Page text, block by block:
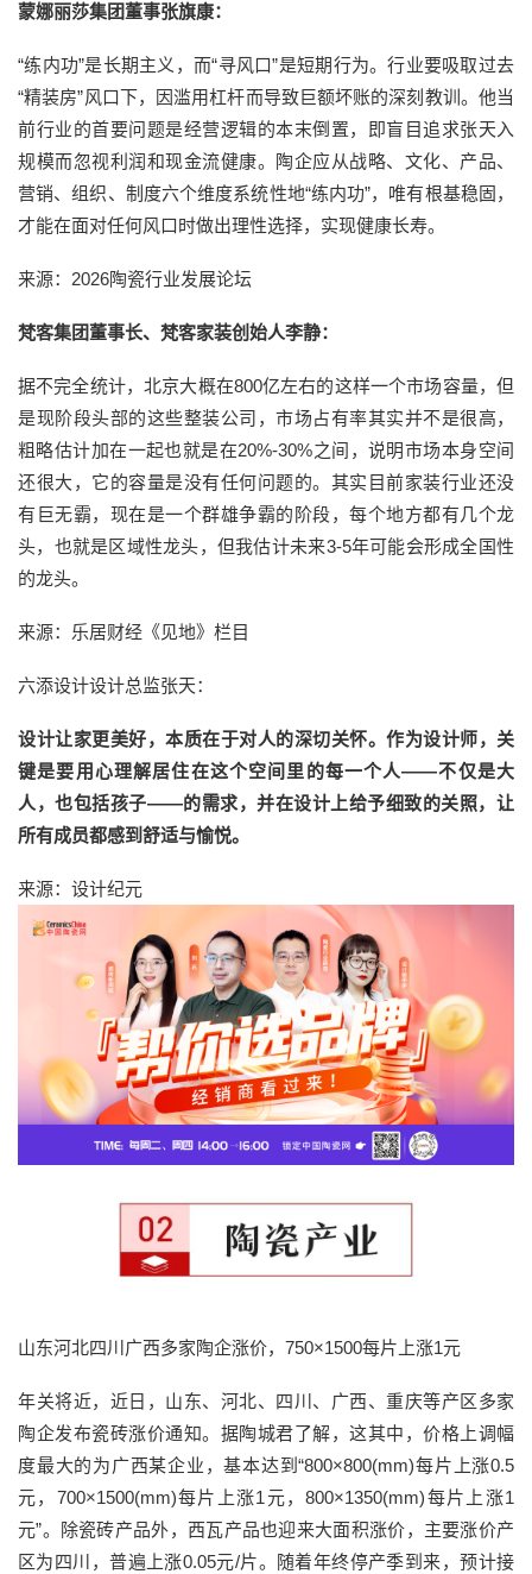
蒙娜丽莎集团董事张旗康：
“练内功”是长期主义，而“寻风口”是短期行为。行业要吸取过去
“精装房”风口下，因滥用杠杆而导致巨额坏账的深刻教训。他当
前行业的首要问题是经营逻辑的本末倒置，即盲目追求张天入
规模而忽视利润和现金流健康。陶企应从战略、文化、产品、
营销、组织、制度六个维度系统性地“练内功”，唯有根基稳固，
才能在面对任何风口时做出理性选择，实现健康长寿。
来源：2026陶瓷行业发展论坛
梵客集团董事长、梵客家装创始人李静：
据不完全统计，北京大概在800亿左右的这样一个市场容量，但
是现阶段头部的这些整装公司，市场占有率其实并不是很高，
粗略估计加在一起也就是在20%-30%之间，说明市场本身空间
还很大，它的容量是没有任何问题的。其实目前家装行业还没
有巨无霸，现在是一个群雄争霸的阶段，每个地方都有几个龙
头，也就是区域性龙头，但我估计未来3-5年可能会形成全国性
的龙头。
来源：乐居财经《见地》栏目
六添设计设计总监张天：
设计让家更美好，本质在于对人的深切关怀。作为设计师，关
键是要用心理解居住在这个空间里的每一个人——不仅是大
人，也包括孩子——的需求，并在设计上给予细致的关照，让
所有成员都感到舒适与愉悦。
来源：设计纪元
山东河北四川广西多家陶企涨价，750×1500每片上涨1元
年关将近，近日，山东、河北、四川、广西、重庆等产区多家
陶企发布瓷砖涨价通知。据陶城君了解，这其中，价格上调幅
度最大的为广西某企业，基本达到“800×800(mm)每片上涨0.5
元，700×1500(mm)每片上涨1元，800×1350(mm)每片上涨1
元”。除瓷砖产品外，西瓦产品也迎来大面积涨价，主要涨价产
区为四川，普遍上涨0.05元/片。随着年终停产季到来，预计接